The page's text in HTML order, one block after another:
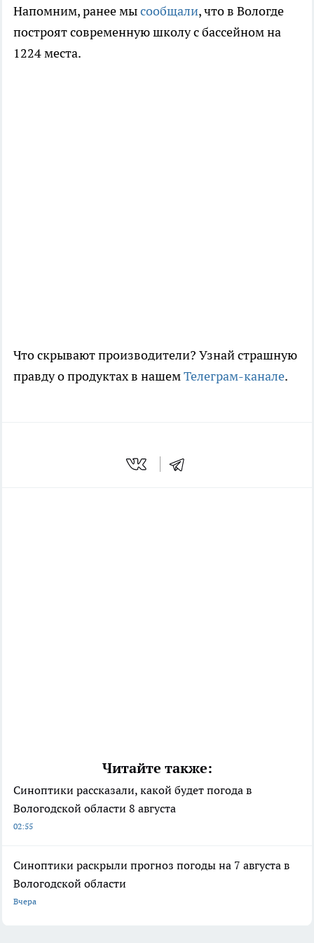
Напомним, ранее мысообщали, что в Вологде
построят современную школу с бассейном на
1224 места.
Что скрывают производители? Узнай страшную
правду о продуктах в нашемТелеграм-канале.
Читайте также:
Синоптики рассказали, какой будет погода в
Вологодской области 8 августа
02:55
Синоптики раскрыли прогноз погоды на 7 августа в
Вологодской области
Вчера